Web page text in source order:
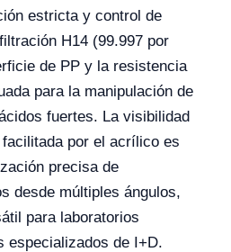
estricta y control de
H14 (99.997 por
de PP y la resistencia
para la manipulación de
fuertes. La visibilidad
por el acrílico es
precisa de
desde múltiples ángulos,
para laboratorios
especializados de I+D.